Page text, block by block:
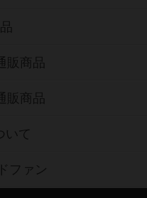
販商品
販商品
いて
ファン